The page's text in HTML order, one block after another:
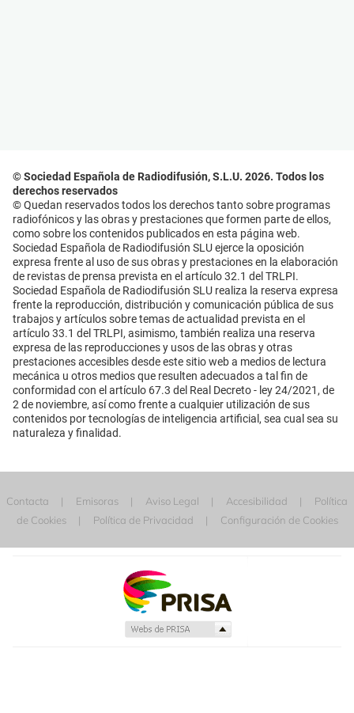
© Sociedad Española de Radiodifusión, S.L.U. 2026. Todos los
derechos reservados
© Quedan reservados todos los derechos tanto sobre programas
radiofónicos y las obras y prestaciones que formen parte de ellos,
como sobre los contenidos publicados en esta página web.
Sociedad Española de Radiodifusión SLU ejerce la oposición
expresa frente al uso de sus obras y prestaciones en la elaboración
de revistas de prensa prevista en el artículo 32.1 del TRLPI.
Sociedad Española de Radiodifusión SLU realiza la reserva expresa
frente la reproducción, distribución y comunicación pública de sus
trabajos y artículos sobre temas de actualidad prevista en el
artículo 33.1 del TRLPI, asimismo, también realiza una reserva
expresa de las reproducciones y usos de las obras y otras
prestaciones accesibles desde este sitio web a medios de lectura
mecánica u otros medios que resulten adecuados a tal fin de
conformidad con el artículo 67.3 del Real Decreto - ley 24/2021, de
2 de noviembre, así como frente a cualquier utilización de sus
contenidos por tecnologías de inteligencia artificial, sea cual sea su
naturaleza y finalidad.
Contacta Emisoras Aviso Legal Accesibilidad
Política
de Cookies
Política de Privacidad Configuración de Cookies